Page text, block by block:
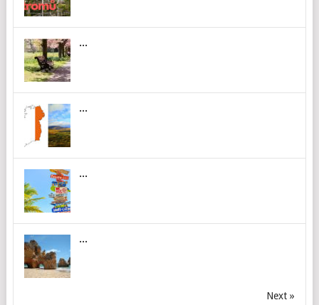
...
...
...
...
Next »